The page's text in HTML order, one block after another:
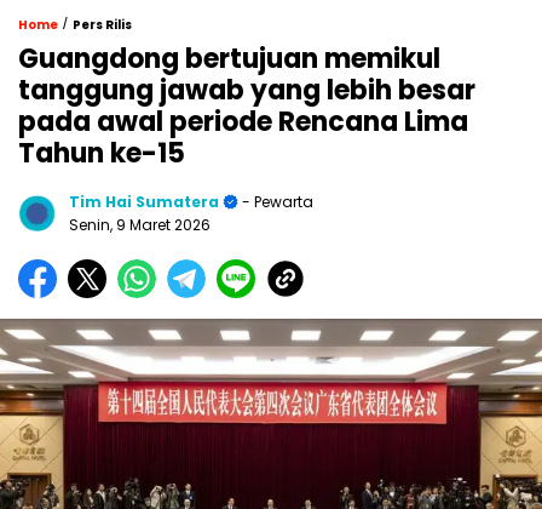
Home / Pers Rilis
Guangdong bertujuan memikul
tanggung jawab yang lebih besar
pada awal periode Rencana Lima
Tahun ke-15
Tim Hai Sumatera
- Pewarta
Senin, 9 Maret 2026